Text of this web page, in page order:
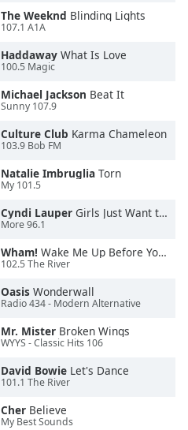
The Weeknd Blinding Lights
107.1 A1A
Haddaway What Is Love
100.5 Magic
Michael Jackson Beat It
Sunny 107.9
Culture Club Karma Chameleon
103.9 Bob FM
Natalie Imbruglia Torn
My 101.5
Cyndi Lauper Girls Just Want to Have Fun
More 96.1
Wham! Wake Me Up Before You Go-Go
102.5 The River
Oasis Wonderwall
Radio 434 - Modern Alternative
Mr. Mister Broken Wings
WYYS - Classic Hits 106
David Bowie Let's Dance
101.1 The River
Cher Believe
My Best Sounds